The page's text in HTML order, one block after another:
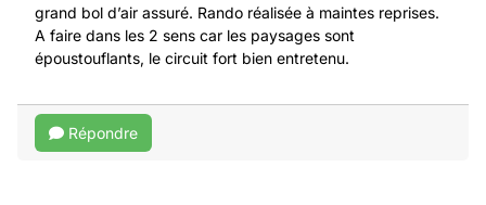
grand bol d’air assuré. Rando réalisée à maintes reprises.
A faire dans les 2 sens car les paysages sont
époustouflants, le circuit fort bien entretenu.
Répondre